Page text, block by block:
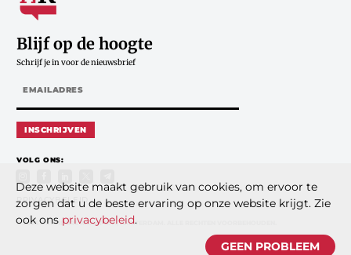
Blijf op de hoogte
Schrijf je in voor de nieuwsbrief
INSCHRIJVEN
VOLG ONS:
PRIVACYBELEID
© 2026 DE ANDERE KRANT B.V., AMSTERDAM. ALLE RECHTEN VOORBEHOUDEN.
Deze website maakt gebruik van cookies, om ervoor te
zorgen dat u de beste ervaring op onze website krijgt. Zie
ook ons privacybeleid.
GEEN PROBLEEM